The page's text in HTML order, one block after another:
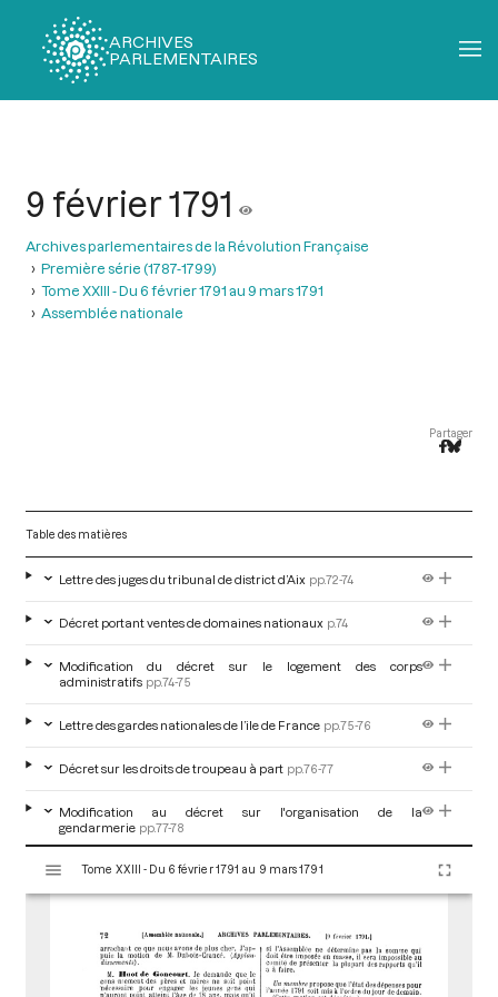
ARCHIVES
PARLEMENTAIRES
9 février 1791
Archives parlementaires de la Révolution Française
Première série (1787-1799)
Tome XXIII - Du 6 février 1791 au 9 mars 1791
Assemblée nationale
Partager
Table des matières
Lettre des juges du tribunal de district d’Aix pp.72-74
Décret portant ventes de domaines nationaux p.74
Modification du décret sur le logement des corps
administratifs pp.74-75
Lettre des gardes nationales de l’ile de France pp.75-76
Décret sur les droits de troupeau à part pp.76-77
Modification au décret sur l'organisation de la
gendarmerie pp.77-78
Rapport par M. Delattre et décret sur la recherche à faire de M.
s
Tome XXIII - Du 6 février 1791 au 9 mars 1791